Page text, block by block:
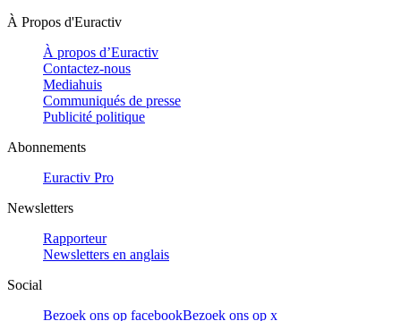
À Propos d'Euractiv
À propos d’Euractiv
Contactez-nous
Mediahuis
Communiqués de presse
Publicité politique
Abonnements
Euractiv Pro
Newsletters
Rapporteur
Newsletters en anglais
Social
Bezoek ons op facebookBezoek ons op x